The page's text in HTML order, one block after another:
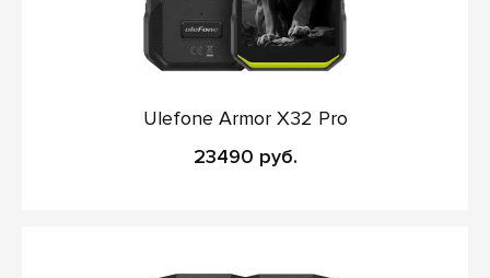
Ulefone Armor X32 Pro
23490 руб.